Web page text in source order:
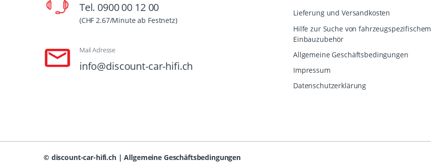
Tel. 0900 00 12 00
(CHF 2.67/Minute ab Festnetz)
Mail Adresse
info@discount-car-hifi.ch
Lieferung und Versandkosten
Hilfe zur Suche von fahrzeugspezifischem
Einbauzubehör
Allgemeine Geschäftsbedingungen
Impressum
Datenschutzerklärung
© discount-car-hifi.ch|Allgemeine Geschäftsbedingungen